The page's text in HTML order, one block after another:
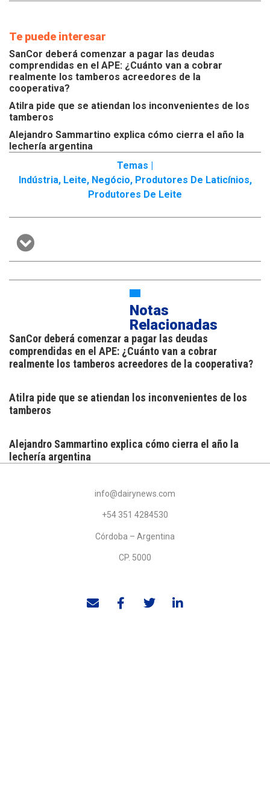
Te puede interesar
SanCor deberá comenzar a pagar las deudas
comprendidas en el APE: ¿Cuánto van a cobrar
realmente los tamberos acreedores de la
cooperativa?
Atilra pide que se atiendan los inconvenientes de los
tamberos
Alejandro Sammartino explica cómo cierra el año la
lechería argentina
Temas |
Indústria, Leite, Negócio, Produtores De Laticínios,
Produtores De Leite
Notas
Relacionadas
SanCor deberá comenzar a pagar las deudas
comprendidas en el APE: ¿Cuánto van a cobrar
realmente los tamberos acreedores de la cooperativa?
Atilra pide que se atiendan los inconvenientes de los
tamberos
Alejandro Sammartino explica cómo cierra el año la
lechería argentina
info@dairynews.com
+54 351 4284530
Córdoba – Argentina
CP. 5000